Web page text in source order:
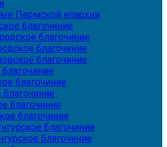
Пермской епархии
благочиние
благочиние
благочиние
благочиние
благочиние
благочиние
благочиние
благочиние
благочиние